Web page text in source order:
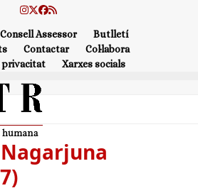
Instagram
Twitter
Facebook
RSS
Assessor
Butlletí
Contactar
Col·labora
privacitat
Xarxes socials